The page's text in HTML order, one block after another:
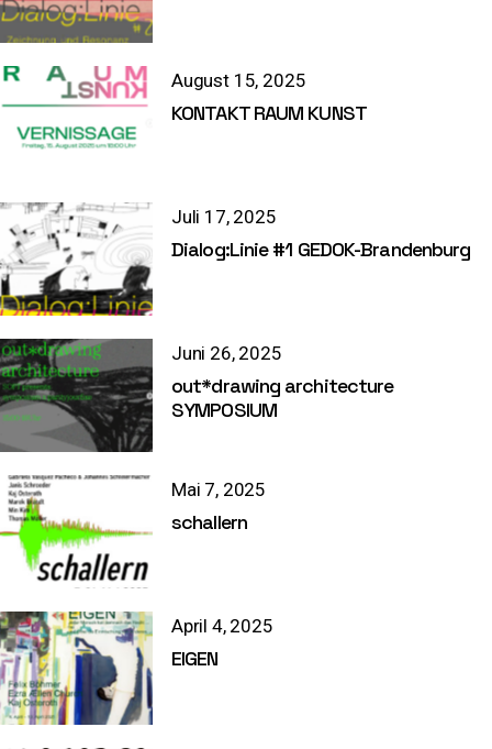
August 15, 2025
KONTAKT RAUM KUNST
Juli 17, 2025
Dialog:Linie #1 GEDOK-Brandenburg
Juni 26, 2025
out*drawing architecture
SYMPOSIUM
Mai 7, 2025
schallern
April 4, 2025
EIGEN